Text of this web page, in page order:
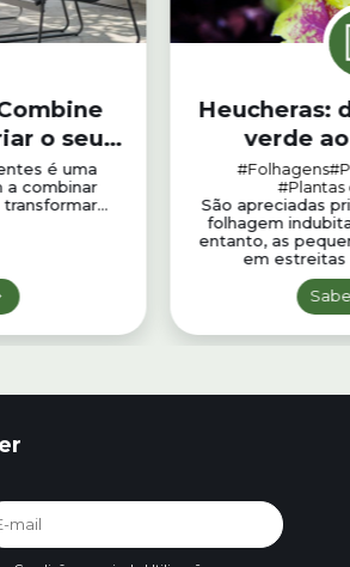
o seu
é uma
a combinar
Heucheras:
verde
#Folhagens
#Plantas
São apreciadas
folhagem
entanto, as
em estreitas